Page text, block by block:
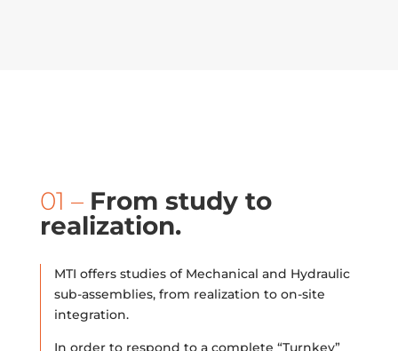
01 – From study to
realization.
MTI offers studies of Mechanical and Hydraulic
sub-assemblies, from realization to on-site
integration.
In order to respond to a complete “Turnkey”